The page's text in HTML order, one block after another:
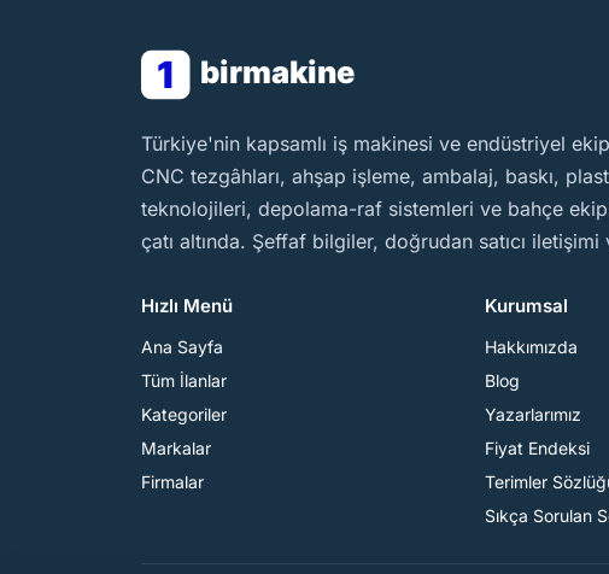
1 birmakine
BirMakine
Türkiye'nin kapsamlı iş makinesi ve endüstriyel
CNC tezgâhları, ahşap işleme, ambalaj, baskı,
teknolojileri, depolama-raf sistemleri ve bahçe
çatı altında. Şeffaf bilgiler, doğrudan satıcı
Hızlı Menü
Ana Sayfa
Tüm İlanlar
Kategoriler
Markalar
Firmalar
Kurumsal
Hakkımızda
Blog
Yazarlarımız
Fiyat Endeksi
Terimler
Sıkça Sorulan